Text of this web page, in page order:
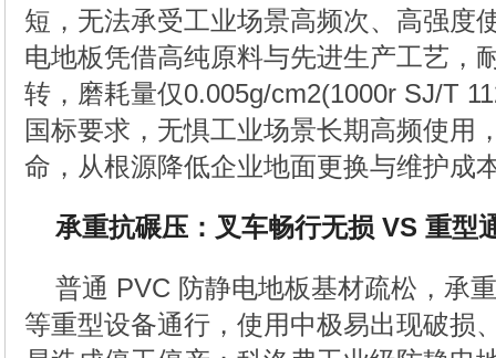
短，无法承受工业场景高频次、高强度
电地板凭借高纯原料与先进生产工艺，
转，磨耗量仅0.005g/cm2(1000r SJ/T
国标要求，无惧工业场景长期高频使用
命，从根源降低企业地面更换与维护成
承重抗碾压：叉车畅行无损 VS 重型
普通 PVC 防静电地板基材疏松，承
等重型设备通行，使用中极易出现破损